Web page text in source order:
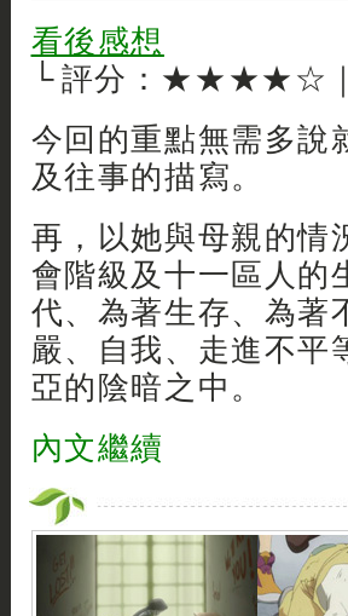
看後感想
└ 評分：★★★★☆｜
今回的重點無需多說
及往事的描寫。
再，以她與母親的情
會階級及十一區人的
代、為著生存、為著
嚴、自我、走進不平
亞的陰暗之中。
內文繼續